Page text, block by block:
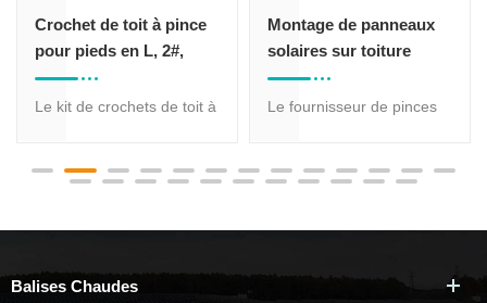
toit à
Montage de panneaux
solaires sur toiture
métallique AS-RH-02W
Le fournisseur de pinces
fournit des crochets de toit
panneaux solaires tout en
Kit de fixation pour
panneaux solaires
toiture, crochet de
structure 105#
Pied solaire en L en
de vis.
Balises Chaudes